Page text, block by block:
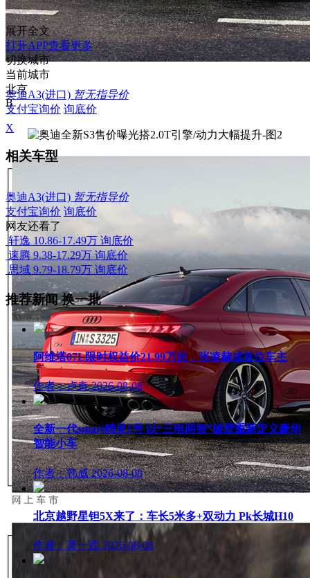
奥迪A3(进口) 暂无指导价
支付宝询价 询底价
展开全文
打开APP查看更多
切换城市
当前城市
北京
B
X
相关车型
奥迪A3(进口) 暂无指导价
支付宝询价 询底价
网友还看了
轩逸 10.86-17.49万 询底价
速腾 9.38-17.29万 询底价
思域 9.79-18.79万 询底价
推荐新闻换一批
阿维塔07L限时权益价21.99万起，张凌赫成首位车主
作者：卢奇 2026-08-08
全新一代smart精灵1号 以“三电两智”破壁重新定义豪华
智能小车
作者：韩威 2026-08-08
北京越野星钽5X来了：车长5米多+双动力 Pk长城H10
作者：莫一西 2026-08-08